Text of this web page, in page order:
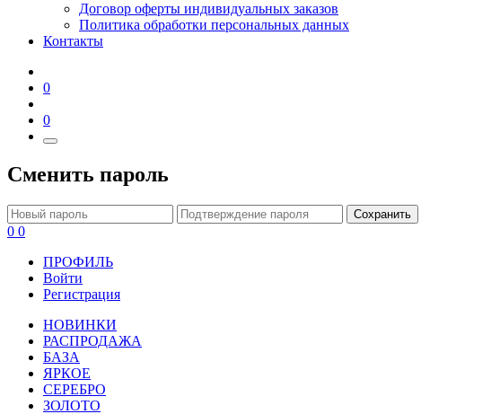
Договор оферты индивидуальных заказов
Политика обработки персональных данных
Контакты
0
0
Сменить пароль
Сохранить
0 0
ПРОФИЛЬ
Войти
Регистрация
НОВИНКИ
РАСПРОДАЖА
БАЗА
ЯРКОЕ
СЕРЕБРО
ЗОЛОТО